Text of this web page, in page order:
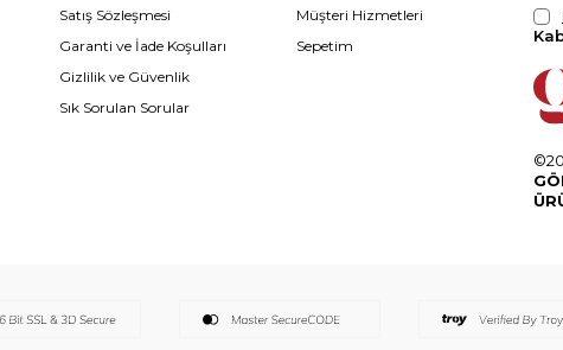
Satış Sözleşmesi
Garanti ve İade Koşulları
Gizlilik ve Güvenlik
Sık Sorulan Sorular
Müşteri Hizmetleri
Sepetim